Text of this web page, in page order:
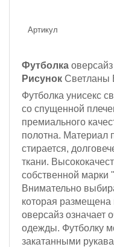
Артикул
Футболка оверсайз
Рисунок Светланы
Футболка унисекс
со спущенной
премиального
полотна. Материал
стирается,
ткани.
собственной марки
Внимательно
которая размещена
оверсайз означает
одежды. Футболку
закатанными